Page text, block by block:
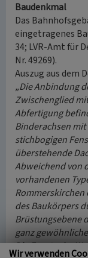
Baudenkmal
Das
eingetragenes
34; LVR-Amt für
Nr. 49269).
Auszug aus dem
„Die Anbindung
Zwischenglied
Abfertigung
Binderachsen
stichbogigen
überstehende
Abweichend von
vorhandenen
des Baukörpers
Brüstungsebene
ganz
Die Fenster im
Wir verwenden